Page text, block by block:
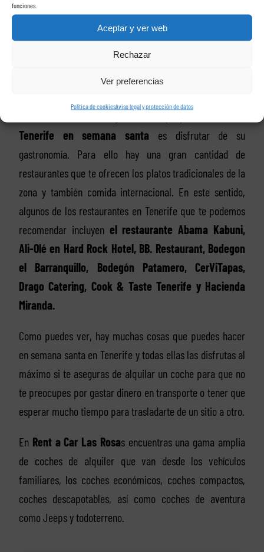
funciones.
Aceptar y ver web
Rechazar
Ver preferencias
Política de cookiesAviso legal y protección de datos
Restaurantes en
Tenerife
Tenerife en semana santa es disfrutar de su
gastronomía. Para ello hay una gran cantidad de
restaurantes que te ofrecen los platos tradicionales de la
zona y también comida internacional. En este sentido,
algunos de los restaurantes en Tenerife que te podemos
recomendar incluyen el restaurante Abama Kabuni,
Ali-Olé en Hard Rock Hotel, BB. Restaurant, Bodegon
el Barranquillo, Bodegón Patamero, CerViTapas,
Drago Catering, Cook & Taste Tenerife y Hacienda
Miranda.
Como puedes ver, hay muchas cosas que puedes hacer
en semana santa en Tenerife y todas ellas las disfrutas al
máximo si te aseguras de alquilar un coche para que no
te preocupes por gastar dinero en transporte o tener que
esperar mucho tiempo para trasladarte de un sitio a otro.
En Rent a Car Las Rosas encuentras una gama amplia
de coches de alquiler que van desde los vehículos
familiares, los coches económicos, coches compactos,
coches descapotables, así como coches de aventura
como Jeeps y todoterreno.